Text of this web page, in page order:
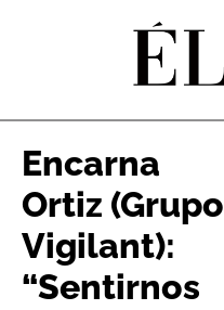
Encarna
Ortiz (Grupo
Vigilant):
“Sentirnos